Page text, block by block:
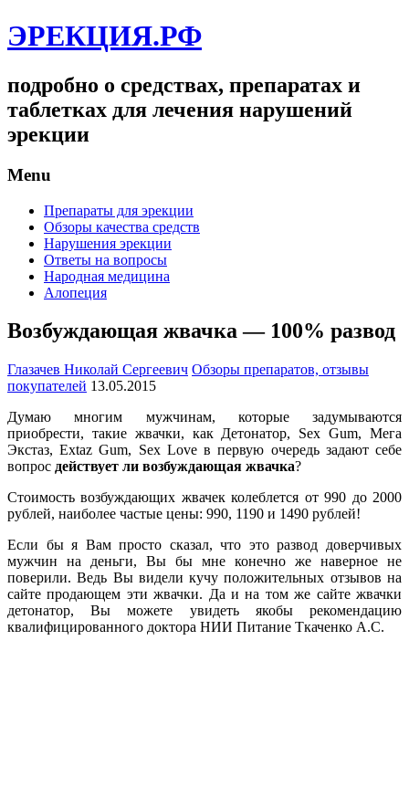
ЭРЕКЦИЯ.РФ
подробно о средствах, препаратах и
таблетках для лечения нарушений
эрекции
Menu
Препараты для эрекции
Обзоры качества средств
Нарушения эрекции
Ответы на вопросы
Народная медицина
Алопеция
Возбуждающая жвачка — 100% развод
Глазачев Николай Сергеевич Обзоры препаратов, отзывы
покупателей 13.05.2015
Думаю многим мужчинам, которые задумываются
приобрести, такие жвачки, как Детонатор, Sex Gum, Мега
Экстаз, Extaz Gum, Sex Love в первую очередь задают себе
вопрос действует ли возбуждающая жвачка?
Стоимость возбуждающих жвачек колеблется от 990 до 2000
рублей, наиболее частые цены: 990, 1190 и 1490 рублей!
Если бы я Вам просто сказал, что это развод доверчивых
мужчин на деньги, Вы бы мне конечно же наверное не
поверили. Ведь Вы видели кучу положительных отзывов на
сайте продающем эти жвачки. Да и на том же сайте жвачки
детонатор, Вы можете увидеть якобы рекомендацию
квалифицированного доктора НИИ Питание Ткаченко А.С.